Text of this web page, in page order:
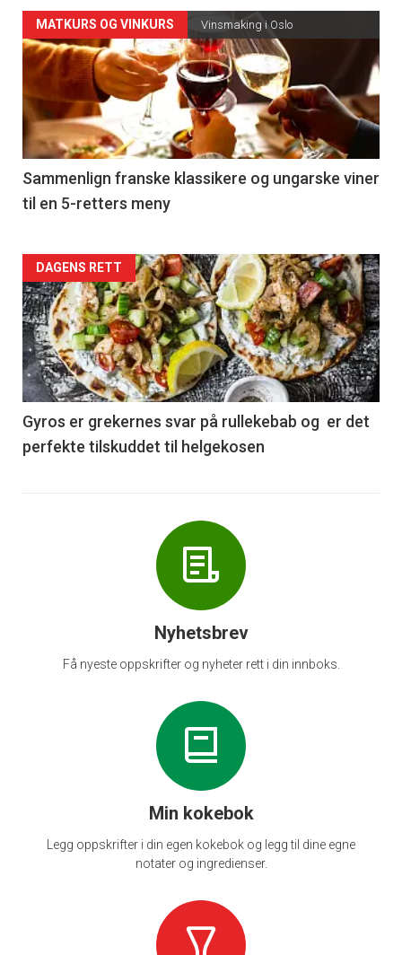
Forsiden
akkurat
nå
-
5
MATKURS OG VINKURS Vinsmaking i Oslo
Sammenlign franske klassikere og ungarske viner
til en 5-retters meny
Forsiden
akkurat
nå
-
6
DAGENS RETT
Gyros er grekernes svar på rullekebab og er det
perfekte tilskuddet til helgekosen
Nyhetsbrev
Få nyeste oppskrifter og nyheter rett i din innboks.
Min kokebok
Legg oppskrifter i din egen kokebok og legg til dine egne
notater og ingredienser.